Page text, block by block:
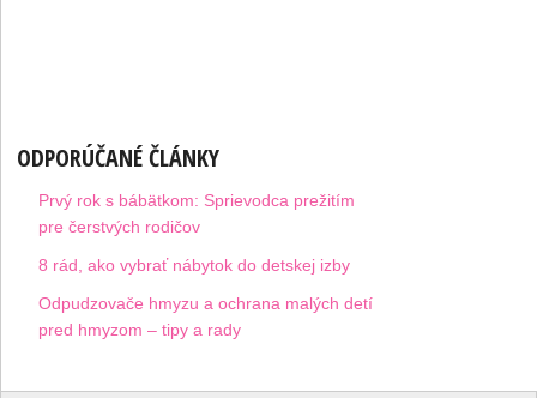
ODPORÚČANÉ ČLÁNKY
Prvý rok s bábätkom: Sprievodca prežitím
pre čerstvých rodičov
8 rád, ako vybrať nábytok do detskej izby
Odpudzovače hmyzu a ochrana malých detí
pred hmyzom – tipy a rady